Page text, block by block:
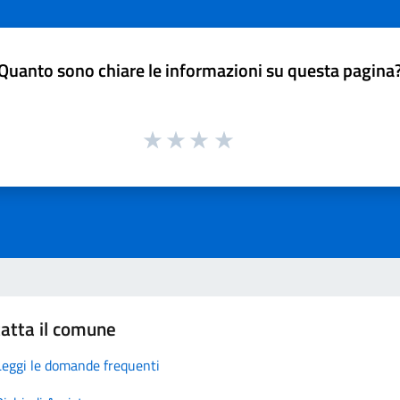
sono chiare le informazioni su questa
il comune
le domande frequenti